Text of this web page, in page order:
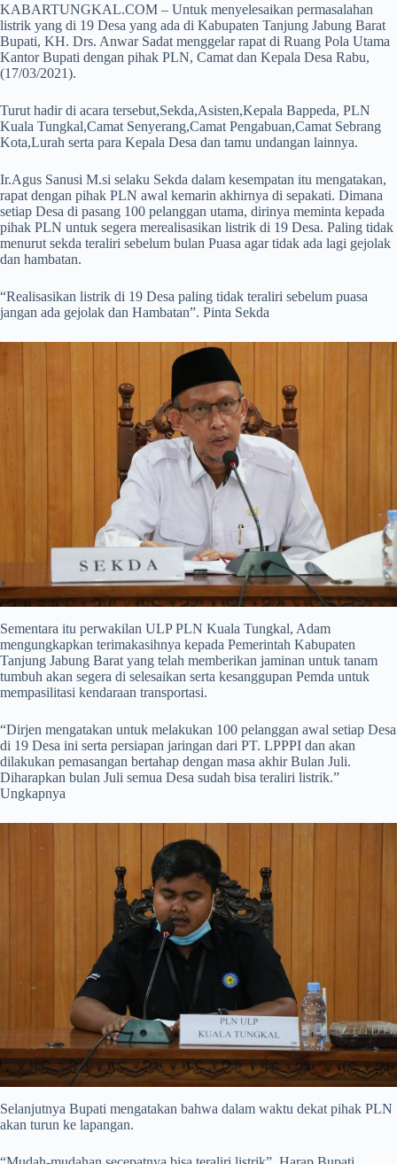
KABARTUNGKAL.COM – Untuk menyelesaikan permasalahan
listrik yang di 19 Desa yang ada di Kabupaten Tanjung Jabung Barat
Bupati, KH. Drs. Anwar Sadat menggelar rapat di Ruang Pola Utama
Kantor Bupati dengan pihak PLN, Camat dan Kepala Desa Rabu,
(17/03/2021).
Turut hadir di acara tersebut,Sekda,Asisten,Kepala Bappeda, PLN
Kuala Tungkal,Camat Senyerang,Camat Pengabuan,Camat Sebrang
Kota,Lurah serta para Kepala Desa dan tamu undangan lainnya.
Ir.Agus Sanusi M.si selaku Sekda dalam kesempatan itu mengatakan,
rapat dengan pihak PLN awal kemarin akhirnya di sepakati. Dimana
setiap Desa di pasang 100 pelanggan utama, dirinya meminta kepada
pihak PLN untuk segera merealisasikan listrik di 19 Desa. Paling tidak
menurut sekda teraliri sebelum bulan Puasa agar tidak ada lagi gejolak
dan hambatan.
“Realisasikan listrik di 19 Desa paling tidak teraliri sebelum puasa
jangan ada gejolak dan Hambatan”. Pinta Sekda
Sementara itu perwakilan ULP PLN Kuala Tungkal, Adam
mengungkapkan terimakasihnya kepada Pemerintah Kabupaten
Tanjung Jabung Barat yang telah memberikan jaminan untuk tanam
tumbuh akan segera di selesaikan serta kesanggupan Pemda untuk
mempasilitasi kendaraan transportasi.
“Dirjen mengatakan untuk melakukan 100 pelanggan awal setiap Desa
di 19 Desa ini serta persiapan jaringan dari PT. LPPPI dan akan
dilakukan pemasangan bertahap dengan masa akhir Bulan Juli.
Diharapkan bulan Juli semua Desa sudah bisa teraliri listrik.”
Ungkapnya
Selanjutnya Bupati mengatakan bahwa dalam waktu dekat pihak PLN
akan turun ke lapangan.